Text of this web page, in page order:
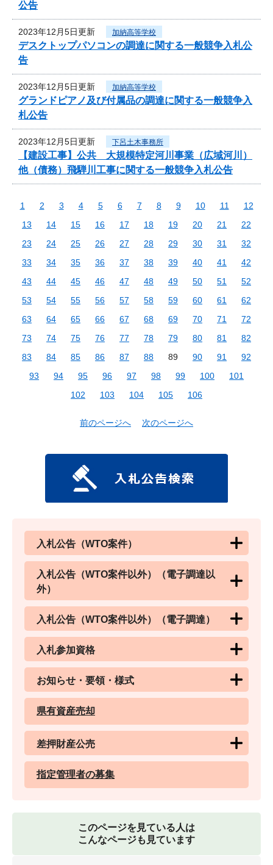
公告
2023年12月5日更新 加納高等学校
デスクトップパソコンの調達に関する一般競争入札公
告
2023年12月5日更新 加納高等学校
グランドピアノ及び付属品の調達に関する一般競争入
札公告
2023年12月5日更新 下呂土木事務所
【建設工事】公共 大規模特定河川事業（広域河川）
他（債務）飛騨川工事に関する一般競争入札公告
1 2 3 4 5 6 7 8 9 10 11
12
13
14 15 16 17 18 19 20 21
22
23
24 25 26 27 28 29 30 31
32
33
34 35 36 37 38 39 40 41
42
43
44 45 46 47 48 49 50 51
52
53
54 55 56 57 58 59 60 61
62
63
64 65 66 67 68 69 70 71
72
73
74 75 76 77 78 79 80 81
82
83
84 85 86 87 88 89 90 91
92
93
94 95 96 97 98 99 100
101
102
103 104 105 106
前のページへ 次のページへ
入札公告（WTO案件）
入札公告（WTO案件以外）（電子調達以
外）
入札公告（WTO案件以外）（電子調達）
入札参加資格
お知らせ・要領・様式
県有資産売却
差押財産公売
指定管理者の募集
このページを見ている人は
こんなページも見ています